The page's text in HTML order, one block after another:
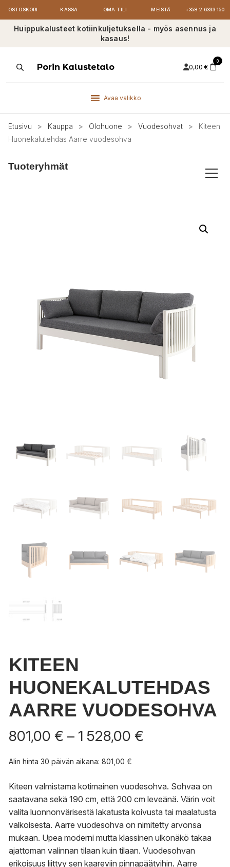
OSTOSKORI KASSA OMA TILI MEISTÄ +358 2 6333 150
Huippukalusteet kotiinkuljetuksella - myös asennus ja
kasaus!
ProductsPorin Kalustetalo 0,00 €
0
Avaa valikko
Etusivu > Kauppa > Olohuone > Vuodesohvat >
Kiteen
Huonekalutehdas Aarre vuodesohva
Tuoteryhmät
KITEEN
HUONEKALUTEHDAS
AARRE VUODESOHVA
801,00 € – 1 528,00 €
528,00 €
Alin hinta 30 päivän aikana: 801,00 €
Kiteen valmistama kotimainen vuodesohva. Sohvaa on
saatavana sekä 190 cm, että 200 cm leveänä. Värin voit
valita luonnonvärisestä lakatusta koivusta tai maalatusta
valkoisesta. Aarre vuodesohva on nimitetty arvonsa
mukaan. Upea moderni mutta klassinen ulkonäkö takaa
ajattoman valinnan tilaan kuin tilaan. Vuodesohvan
erikoisuus liittyy sen kaareviin pinnapäätyihin. Aarre